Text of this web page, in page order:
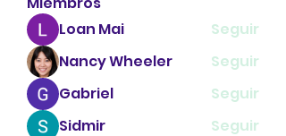
Loan Mai
Seguir
Nancy Wheeler
Seguir
Gabriel
Seguir
Sidmir
Seguir